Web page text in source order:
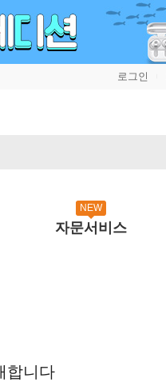
로그인
NEW
자문서비스
합니다